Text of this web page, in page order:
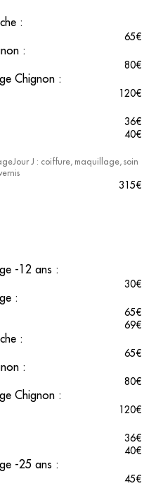
une occasion spéciale.
une allure sophistiquée,
. Que ce soit
autre événement, nos
élégant et intemporel qui
unique
inoubliable en savourant
unique et personnalisée
:
65€
:
80€
Chignon :
120€
36€
40€
J : coiffure, maquillage, soin
315€
-12 ans :
30€
:
65€
69€
:
65€
:
80€
Chignon :
120€
36€
40€
-25 ans :
45€